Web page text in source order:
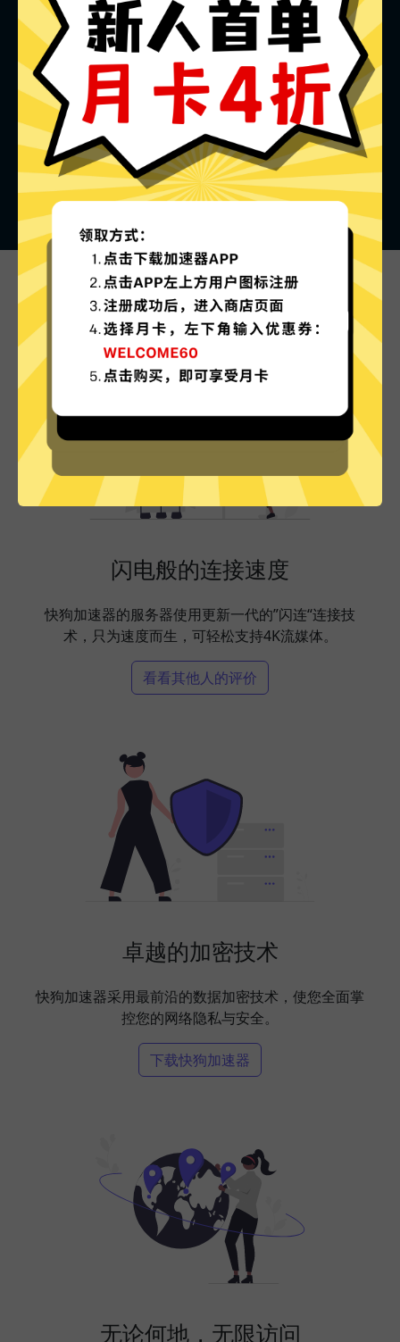
快狗加速器的特色
闪电般的连接速度
快狗加速器的服务器使用更新一代的”闪连“连接技
术，只为速度而生，可轻松支持4K流媒体。
看看其他人的评价
卓越的加密技术
快狗加速器采用最前沿的数据加密技术，使您全面掌
控您的网络隐私与安全。
下载快狗加速器
无论何地，无限访问